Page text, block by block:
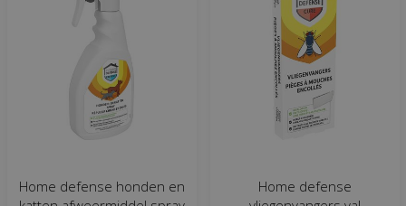
Home defense honden en
Home defense